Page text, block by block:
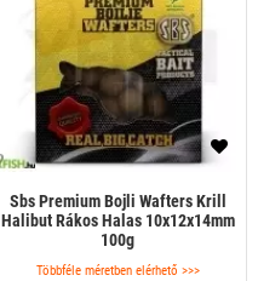
Sbs Premium Bojli Wafters Krill
Halibut Rákos Halas 10x12x14mm
100g
Többféle méretben elérhető >>>